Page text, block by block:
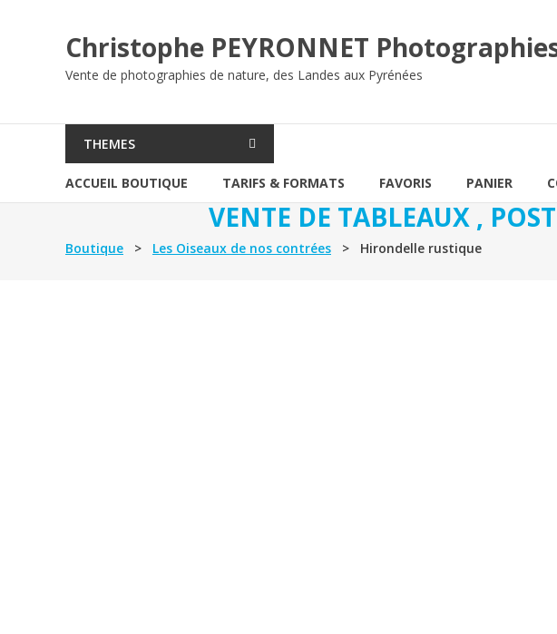
Christophe PEYRONNET
Vente de photographies de nature, des Landes aux Pyrénées
THEMES
ACCUEIL BOUTIQUE TARIFS & FORMATS FAVORIS PANIER
VENTE DE TABLEAUX ,
Boutique > Les Oiseaux de nos contrées > Hirondelle rustique